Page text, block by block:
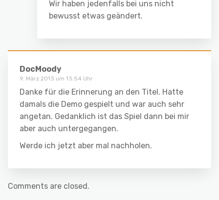
Wir haben jedenfalls bei uns nicht
bewusst etwas geändert.
DocMoody
9. März 2013 um 13:54 Uhr
Danke für die Erinnerung an den Titel. Hatte
damals die Demo gespielt und war auch sehr
angetan. Gedanklich ist das Spiel dann bei mir
aber auch untergegangen.
Werde ich jetzt aber mal nachholen.
Comments are closed.